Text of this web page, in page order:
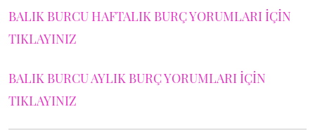
BALIK BURCU HAFTALIK BURÇ YORUMLARI İÇİN
TIKLAYINIZ
BALIK BURCU AYLIK BURÇ YORUMLARI İÇİN
TIKLAYINIZ